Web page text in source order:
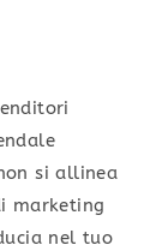
si allinea
marketing
nel tuo